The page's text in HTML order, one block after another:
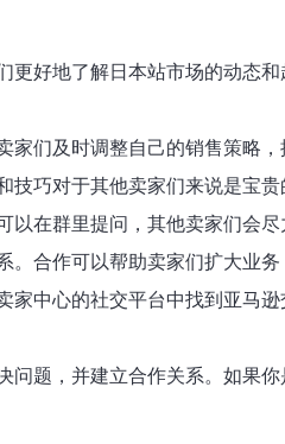
好地了解日本站市场的动态
们及时调整自己的销售策略，
巧对于其他卖家们来说是宝贵
在群里提问，其他卖家们会尽
合作可以帮助卖家们扩大业务
中心的社交平台中找到亚马
题，并建立合作关系。如果